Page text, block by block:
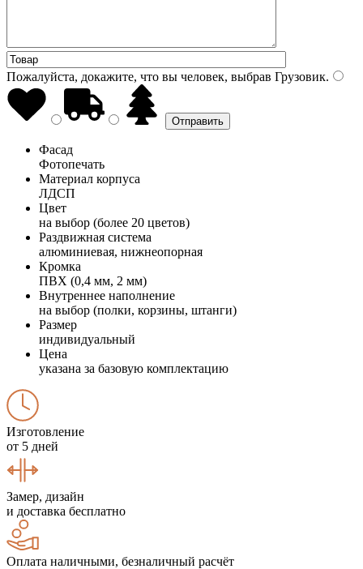
Пожалуйста, докажите, что вы человек, выбрав Грузовик.
Фасад
Фотопечать
Материал корпуса
ЛДСП
Цвет
на выбор (более 20 цветов)
Раздвижная система
алюминиевая, нижнеопорная
Кромка
ПВХ (0,4 мм, 2 мм)
Внутреннее наполнение
на выбор (полки, корзины, штанги)
Размер
индивидуальный
Цена
указана за базовую комплектацию
Изготовление
от 5 дней
Замер, дизайн
и доставка бесплатно
Оплата наличными, безналичный расчёт